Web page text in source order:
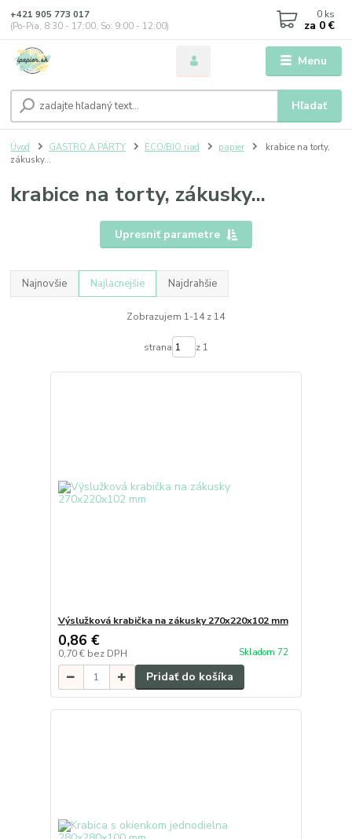
Menu
Hľadať
+421 905 773 017
(Po-Pia, 8:30 - 17:00, So: 9:00 - 12:00)
0 ks
za 0 €
Úvod GASTRO A PÁRTY ECO/BIO riad papier
krabice na torty,
zákusky...
krabice na torty, zákusky...
Upresniť parametre
Najnovšie Najlacnejšie Najdrahšie
Zobrazujem 1-14 z 14
strana z 1
Výslužková krabička na zákusky 270x220x102 mm
0,86 €
0,70 € bez DPH Skladom 72
Pridať do košíka